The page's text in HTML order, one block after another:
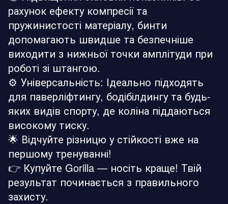
рахунок ефекту компресії та
пружинистості матеріалу, бинти
допомагають швидше та безпечніше
виходити з нижньої точки амплітуди при
роботі зі штангою.
⚙️ Універсальність: Ідеально підходять
для паверліфтингу, бодібілдингу та будь-
яких видів спорту, де коліна піддаються
високому тиску.
🌟 Відчуйте різницю у стійкості вже на
першому тренуванні!
👉 Купуйте Gorilla — носіть краще! Твій
результат починається з правильного
захисту.